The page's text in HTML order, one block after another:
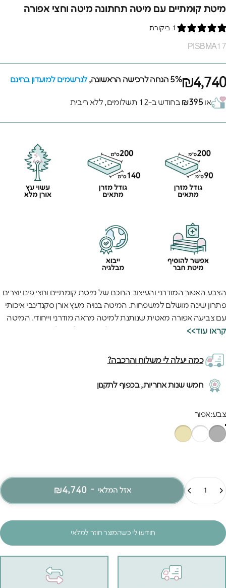
מיטת קומתיים עם מיטה תחתונה מיטה וחצי אפורה
1 ביקורת
PISBMA17
₪4,7405% הנחה לרכישה הראשונה, לנרשמים למועדון בחינם
או₪395 בחודש ב-12 תשלומים, ללא ריבית
הצבע האפור המודרני והעיצוב החכם של מיטת קומתיים וחצי פינו יוצרים
פתרון שינה מושלם למשפחות. המיטה בנויה מעץ אורן סקנדינבי איכותי
עם צביעה אפורה מאטית שנותנת למיטה מראה מודרני וייחודי. המיטה
התחתונה הינה מיטה וחצי ומתאימה להורים או לשני ילדים או אורחים
ומספקת שינה נוחה וטובה לכל המשפחה. האיכות האירופאית של
המיטה מורגשת בכל פרט - מהצביעה האחידה והחלקה ועד לחיבורים
החזקים שמבטיחים יציבות מושלמת. החומרים האיכותיים וההרכבה
יומיומי אינטנסיבי.
<<קראו עוד
כמה יעלה לי משלוח והרכבה?
חמש שנות אחריות, בכפוף לתקנון
צבע
צבע:אפור
אזל המלאי -
₪4,740
תודיעו לי כשהמוצר חוזר למלאי